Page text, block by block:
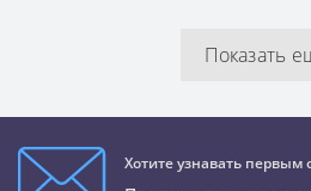
Показать
Хотите узнавать первым